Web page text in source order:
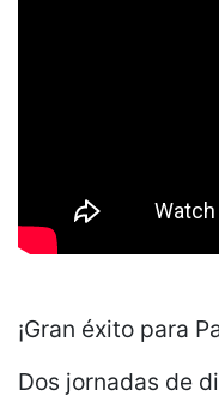
¡Gran éxito para
Dos jornadas de